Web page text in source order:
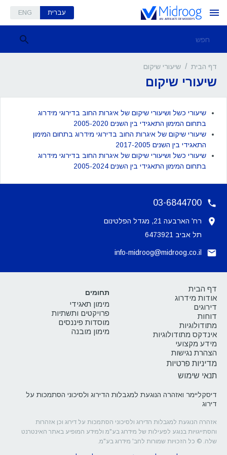
עברית ENG
דף הבית / שיעורי שיקום
שיעורי שיקום
שיעורי כשל ושיעורי שיקום של איגרות החוב בדירוגי מידרוג
בתחום המימון התאגידי בין השנים 2005-2020
שיעורי שיקום של איגרות החוב בדירוגי מידרוג בתחום המימון
התאגידי בין השנים 2017-2005
שיעורי כשל ושיעורי שיקום של איגרות החוב בדירוגי מידרוג
בתחום המימון התאגידי בין השנים 2005-2024
03-6844700
רח' הארבעה 21, מגדל הפלטינום
תל אביב 6473921
info-midroog@midroog.co.il
דף הבית
אודות מידרוג
דירוגים
דוחות
מתודולוגיות
אינדקס מתודולוגיות
מידע מקצועי
הצהרת נגישות
מדיניות פרטיות
תנאי שימוש
תחומים
מימון תאגידי
פרויקטים ותשתיות
מוסדות פיננסים
מימון מובנה
דיסקליימר ואזהרה הנוגעת למגבלות הדירוג ולסיכוני הסתמכות על
דירוג
אזהרה הנוגעת למגבלות הדירוג ולסיכוני הסתמכות על דירוג וכן אזהרות
והסתייגויות בנוגע לפעילות של מידרוג בע"מ ולמידע המופיע באתר האינטרנט
שלה. © כל הזכויות שמורות לחב' מידרוג בע"מ.